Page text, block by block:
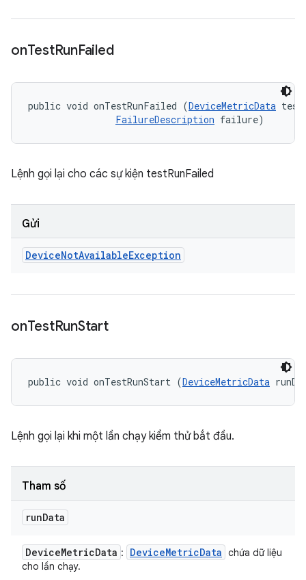
onTestRunFailed
public void onTestRunFailed (DeviceMetricData
FailureDescription failure)
Lệnh gọi lại cho các sự kiện testRunFailed
Gửi
DeviceNotAvailableException
onTestRunStart
public void onTestRunStart (DeviceMetricData
Lệnh gọi lại khi một lần chạy kiểm thử bắt đầu.
Tham số
runData
DeviceMetricData : DeviceMetricData chứa dữ liệu
cho lần chạy.